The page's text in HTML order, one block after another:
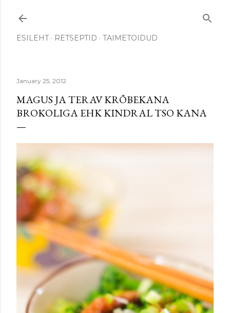
ESILEHT RETSEPTID TAIMETOIDUD
January 25, 2012
MAGUS JA TERAV KRÕBEKANA
BROKOLIGA EHK KINDRAL TSO KANA